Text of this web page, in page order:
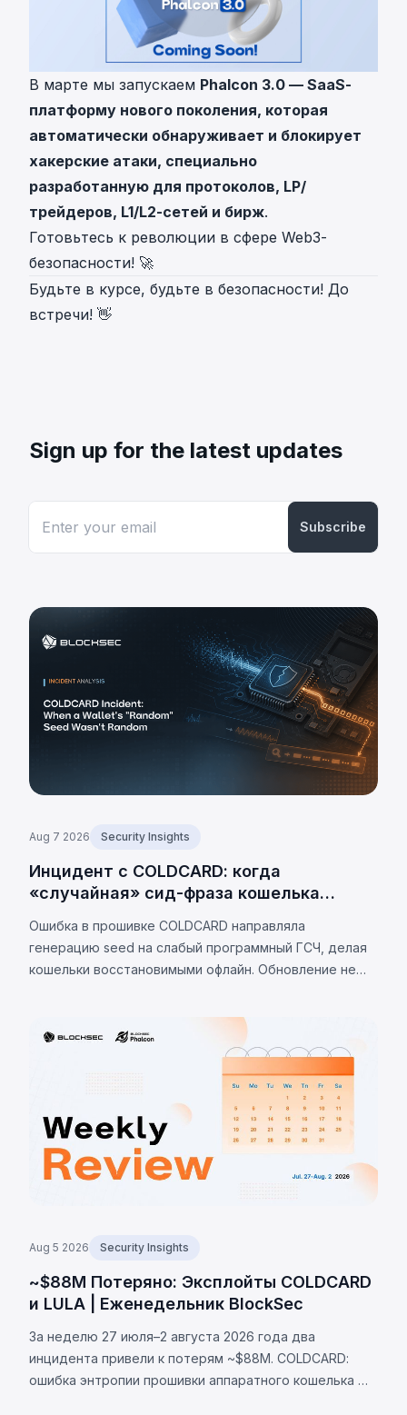
В марте мы запускаем Phalcon 3.0 — SaaS-
платформу нового поколения, которая
автоматически обнаруживает и блокирует
хакерские атаки, специально
разработанную для протоколов, LP/
трейдеров, L1/L2-сетей и бирж.
Готовьтесь к революции в сфере Web3-
безопасности! 🚀
Будьте в курсе, будьте в безопасности! До
встречи! 👋
Sign up for the latest updates
Subscribe
Aug 7 2026 Security Insights
Инцидент с COLDCARD: когда
«случайная» сид-фраза кошелька
Ошибка в прошивке COLDCARD направляла
генерацию seed на слабый программный ГСЧ, делая
кошельки восстановимыми офлайн. Обновление не
оценки до 2 055 BTC.
Aug 5 2026 Security Insights
~$88M Потеряно: Эксплойты COLDCARD
и LULA | Еженедельник BlockSec
За неделю 27 июля–2 августа 2026 года два
инцидента привели к потерям ~$88M. COLDCARD:
ошибка энтропии прошивки аппаратного кошелька —